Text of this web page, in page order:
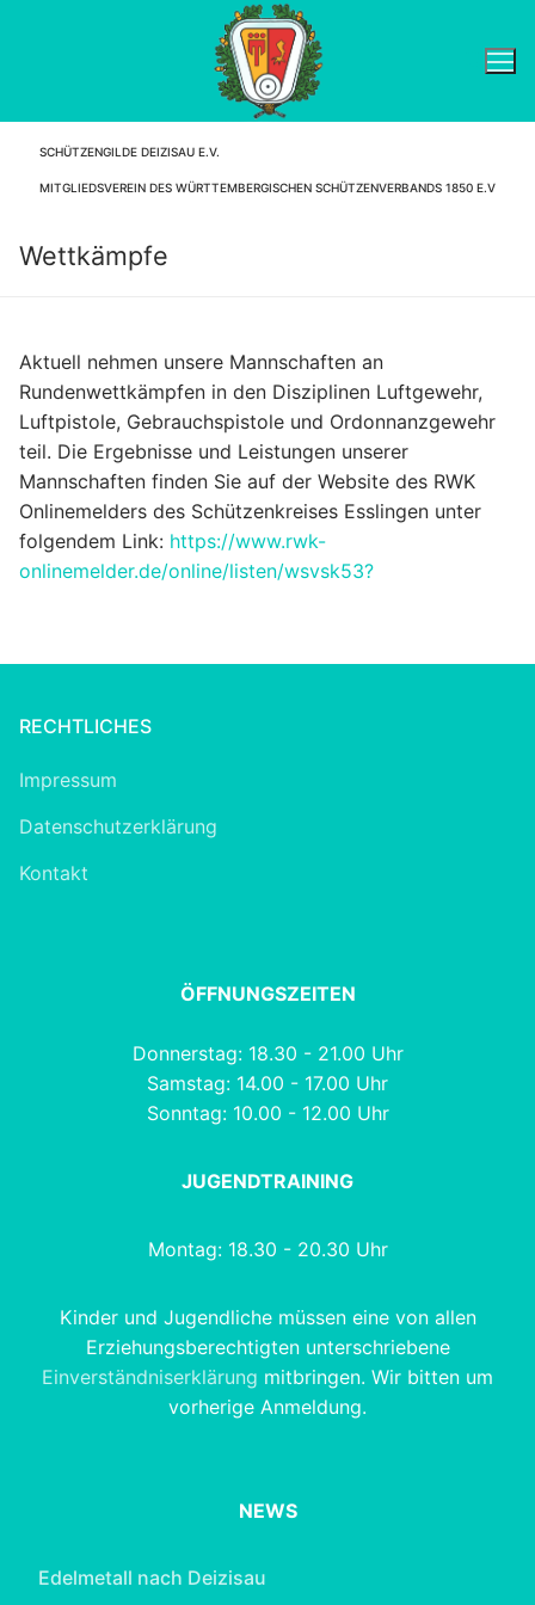
SCHÜTZENGILDE DEIZISAU E.V.
MITGLIEDSVEREIN DES WÜRTTEMBERGISCHEN SCHÜTZENVERBANDS 1850 E.V
Wettkämpfe
Aktuell nehmen unsere Mannschaften an
Rundenwettkämpfen in den Disziplinen Luftgewehr,
Luftpistole, Gebrauchspistole und Ordonnanzgewehr
teil. Die Ergebnisse und Leistungen unserer
Mannschaften finden Sie auf der Website des RWK
Onlinemelders des Schützenkreises Esslingen unter
folgendem Link: https://www.rwk-
onlinemelder.de/online/listen/wsvsk53?
RECHTLICHES
Impressum
Datenschutzerklärung
Kontakt
ÖFFNUNGSZEITEN
Donnerstag: 18.30 - 21.00 Uhr
Samstag: 14.00 - 17.00 Uhr
Sonntag: 10.00 - 12.00 Uhr
JUGENDTRAINING
Montag: 18.30 - 20.30 Uhr
Kinder und Jugendliche müssen eine von allen
Erziehungsberechtigten unterschriebene
Einverständniserklärung mitbringen. Wir bitten um
vorherige Anmeldung.
NEWS
Edelmetall nach Deizisau